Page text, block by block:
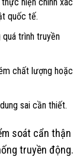
hiện chính xác
quốc tế.
trình truyền
chất lượng hoặc
sai cần thiết.
soát cẩn thận
truyền động.